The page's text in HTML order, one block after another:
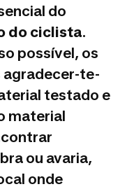
do
do ciclista.
possível, os
agradecer-te-
testado e
material
ou avaria,
onde